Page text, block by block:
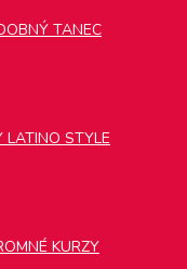
TANEC
LATINO STYLE
KURZY